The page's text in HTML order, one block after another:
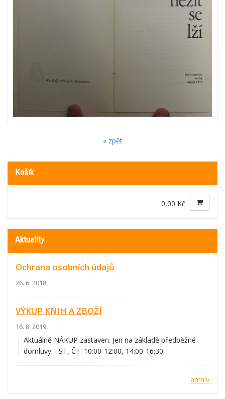
« zpět
Košík
0,00 Kč
Aktuality
Ochrana osobních údajů
26. 6. 2018
VÝKUP KNIH A ZBOŽÍ
16. 8. 2019
Aktuálně NÁKUP zastaven. Jen na základě předběžné
domluvy. ST, ČT: 10:00-12:00, 14:00-16:30
archív